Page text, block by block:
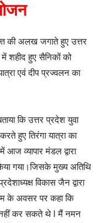
की अलख जगाते हुए उत्तर
शहीद हुए सैनिकों को
एवं दीप प्रज्वलन का
कि उत्तर प्रदेश युवा
हुए तिरंगा यात्रा का
व्यापार मंडल द्वारा
गया।जिसके मुख्य अतिथि
विकास जैन द्वारा
के अवसर पर कहा कि
नहीं कर सकते थे l मैं नमन